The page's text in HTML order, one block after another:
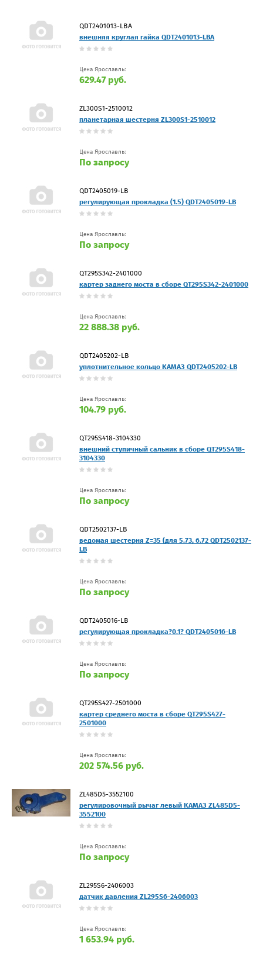
QDT2401013-LBA
внешняя круглая гайка QDT2401013-LBA
Цена Ярославль:
629.47 руб.
ZL300S1-2510012
планетарная шестерня ZL300S1-2510012
Цена Ярославль:
По запросу
QDT2405019-LB
регулирующая прокладка (1.5) QDT2405019-LB
Цена Ярославль:
По запросу
QT295S342-2401000
картер заднего моста в сборе QT295S342-2401000
Цена Ярославль:
22 888.38 руб.
QDT2405202-LB
уплотнительное кольцо КАМАЗ QDT2405202-LB
Цена Ярославль:
104.79 руб.
QT295S418-3104330
внешний ступичный сальник в сборе QT295S418-
3104330
Цена Ярославль:
По запросу
QDT2502137-LB
ведомая шестерня Z=35 (для 5.73, 6.72 QDT2502137-
LB
Цена Ярославль:
По запросу
QDT2405016-LB
регулирующая прокладка?0.1? QDT2405016-LB
Цена Ярославль:
По запросу
QT295S427-2501000
картер среднего моста в сборе QT295S427-
2501000
Цена Ярославль:
202 574.56 руб.
ZL485D5-3552100
регулировочный рычаг левый КАМАЗ ZL485D5-
3552100
Цена Ярославль:
По запросу
ZL295S6-2406003
датчик давления ZL295S6-2406003
Цена Ярославль:
1 653.94 руб.